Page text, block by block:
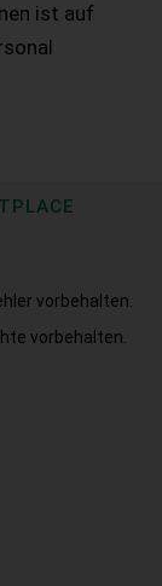
ist auf
vorbehalten.
vorbehalten.